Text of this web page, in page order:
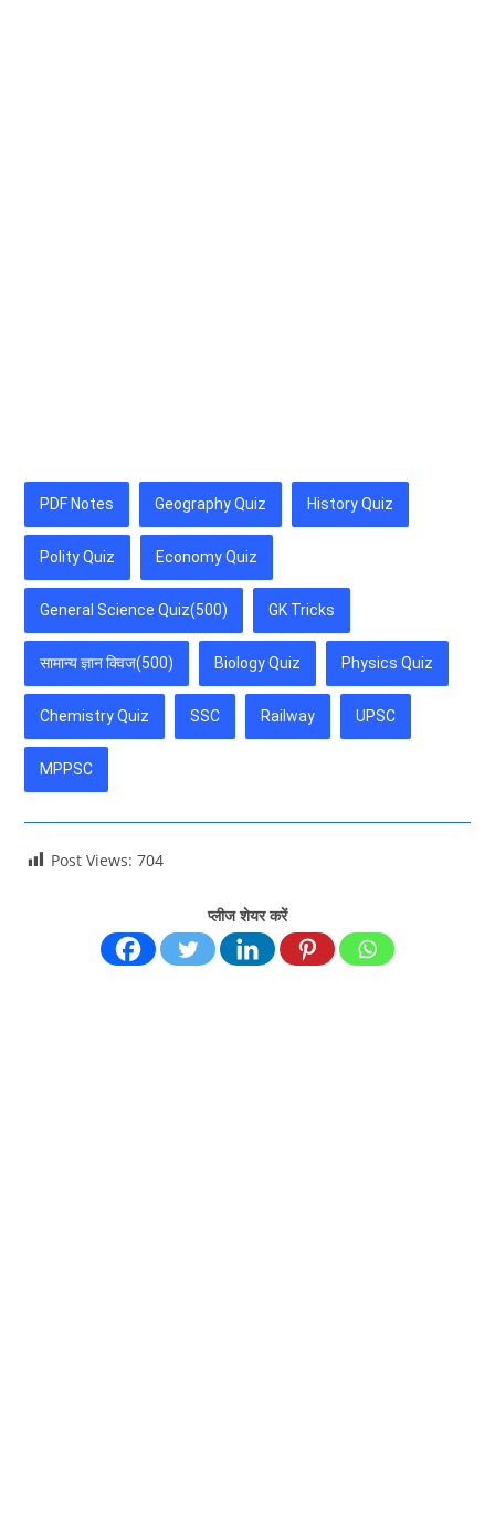
PDF Notes Geography Quiz History Quiz
Polity Quiz Economy Quiz
General Science Quiz(500) GK Tricks
सामान्य ज्ञान क्विज(500) Biology Quiz Physics Quiz
Chemistry Quiz SSC Railway UPSC
MPPSC
Post Views: 704
प्लीज शेयर करें